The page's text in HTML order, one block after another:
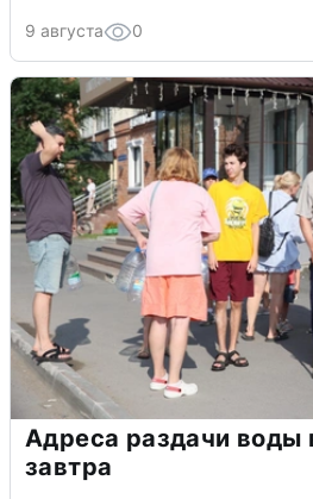
9 августа 0
Адреса раздачи воды
завтра